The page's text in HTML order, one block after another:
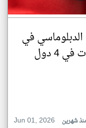
في
إفريقيا بافتتاح ممثليات في 4 دول
Jun 01, 2026
شهرين